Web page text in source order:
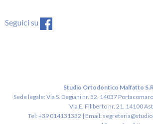
Seguici su
Studio Ortodontico Malfatto
Sede legale: Via S. Degiani nr. 52, 14037
Via E. Filiberto nr. 21, 14100
Tel: +39 014131332 | Email: